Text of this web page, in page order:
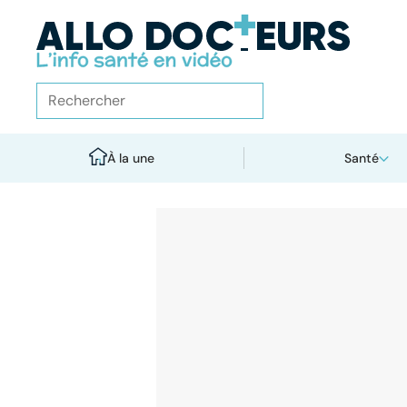
À la une Santé